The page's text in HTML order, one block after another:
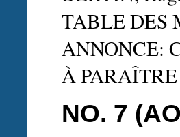
TABLE DES
ANNONCE:
À
NO. 7